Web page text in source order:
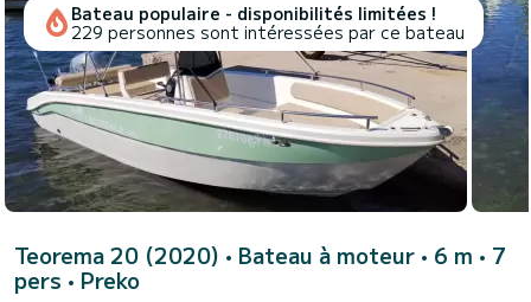
Bateau populaire - disponibilités limitées !
229 personnes sont intéressées par ce bateau
Teorema 20 (2020) • Bateau à moteur • 6 m • 7
pers • Preko